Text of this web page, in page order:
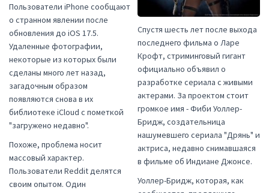
Пользователи iPhone сообщают
о странном явлении после
обновления до iOS 17.5.
Удаленные фотографии,
некоторые из которых были
сделаны много лет назад,
загадочным образом
появляются снова в их
библиотеке iCloud с пометкой
"загружено недавно".
Похоже, проблема носит
массовый характер.
Пользователи Reddit делятся
своим опытом. Один
Спустя шесть лет после выхода
последнего фильма о Ларе
Крофт, стриминговый гигант
официально объявил о
разработке сериала с живыми
актерами. За проектом стоит
громкое имя - Фиби Уоллер-
Бридж, создательница
нашумевшего сериала "Дрянь" и
актриса, недавно снимавшаяся
в фильме об Индиане Джонсе.
Уоллер-Бридж, которая, как